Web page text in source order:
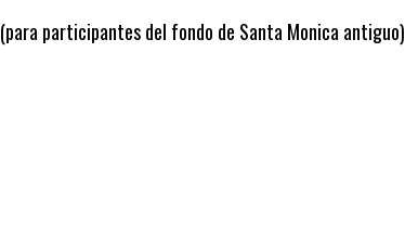
(para participantes del fondo de Santa Monica antiguo)